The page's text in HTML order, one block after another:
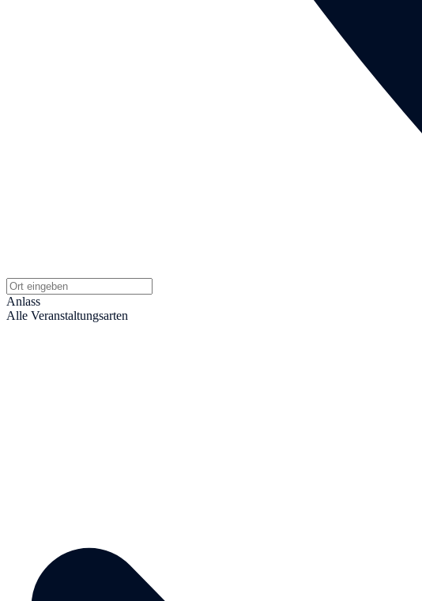
Anlass
Alle Veranstaltungsarten